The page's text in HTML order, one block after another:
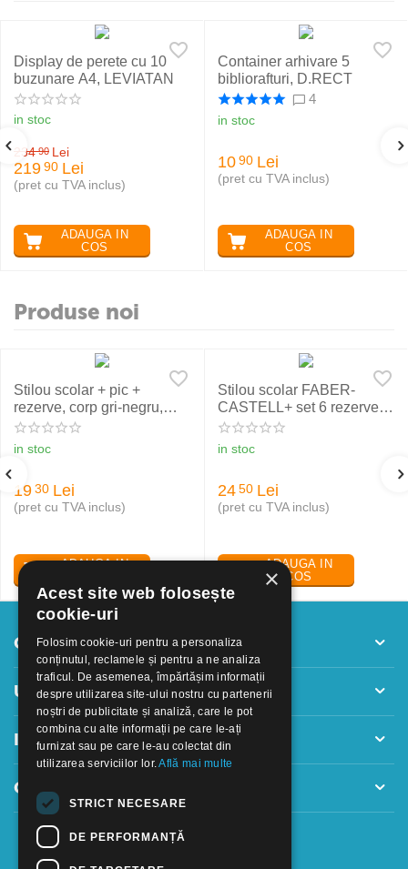
Display de perete cu 10
buzunare A4, LEVIATAN
in stoc
234 90 Lei
219 90 Lei
(pret cu TVA inclus)
ADAUGA IN
COS
Container arhivare 5
bibliorafturi, D.RECT
4
in stoc
10 90 Lei
(pret cu TVA inclus)
ADAUGA IN
COS
Produse noi
Stilou scolar + pic +
rezerve, corp gri-negru,
NXT Eberhard Faber
in stoc
19 30 Lei
(pret cu TVA inclus)
ADAUGA IN
Stilou scolar FABER-
CASTELL+ set 6 rezerve,
rosu
in stoc
24 50 Lei
(pret cu TVA inclus)
ADAUGA IN
COS
Contul meu
Utile
Informatii
Contact
×
Acest site web folosește
cookie-uri
Folosim cookie-uri pentru a personaliza
conținutul, reclamele și pentru a ne analiza
traficul. De asemenea, împărtășim informații
despre utilizarea site-ului nostru cu partenerii
noștri de publicitate și analiză, care le pot
combina cu alte informații pe care le-ați
furnizat sau pe care le-au colectat din
utilizarea serviciilor lor.Află mai multe
STRICT NECESARE
DE PERFORMANȚĂ